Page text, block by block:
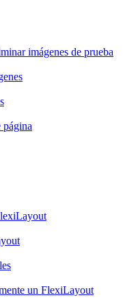
imágenes de prueba
página
un FlexiLayout